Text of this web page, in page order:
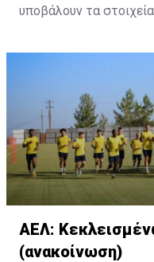
υποβάλουν τα
ΑΕΛ:
(ανακοίνωση)